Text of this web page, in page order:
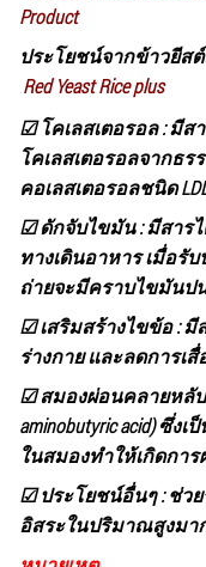
Product
ประโยชน์จากข้าวยีส
Red Yeast Rice plus
☑ โคเลสเตอรอล: มีส
โคเลสเตอรอลจากธ
คอเลสเตอรอลชนิด
☑ ดักจับไขมัน: มีสาร
ทางเดินอาหาร เมื่อรั
ถ่ายจะมีคราบไขมันป
☑ เสริมสร้างไขข้อ: มี
ร่างกาย และลดการเ
☑ สมองผ่อนคลายหลั
aminobutyric acid) ซึ่
ในสมองทำให้เกิดกา
☑ ประโยชน์อื่นๆ: ช่ว
อิสระในปริมาณสูงมา